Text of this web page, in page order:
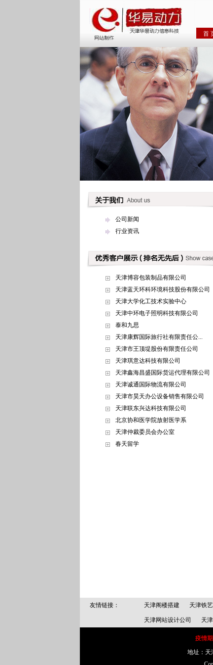
首
公司新闻
行业资讯
天津博容包装制品有限公司
天津蓝天环科环境科技股份有限公司
天津大学化工技术实验中心
天津中环电子照明科技有限公司
泰和九思
天津康辉国际旅行社有限责任公...
天津市王顶堤股份有限责任公司
天津琪意达科技有限公司
天津鑫海昌盛国际货运代理有限公司
天津诚通国际物流有限公司
天津市昊天办公设备销售有限公司
天津联东兴达科技有限公司
北京协和医学院放射医学系
天津仲裁委员会办公室
春天留学
友情链接： 天津阁楼搭建 天津铁
天津网站设计公司 天
疫情
地址：天